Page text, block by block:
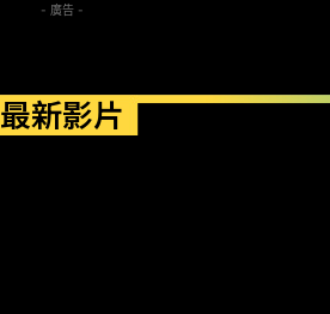
- 廣告 -
最新影片